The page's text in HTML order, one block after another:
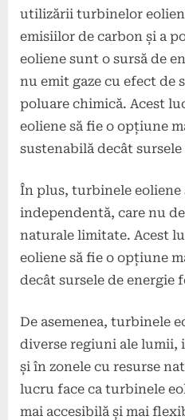
utilizării turbinelor
emisiilor de carbon și a
eoliene sunt o sursă de
nu emit gaze cu efect de
poluare chimică. Acest
eoliene să fie o opțiune
sustenabilă decât
În plus, turbinele eoliene
independentă, care nu
naturale limitate. Acest
eoliene să fie o opțiune
decât sursele de energie
De asemenea, turbinele
diverse regiuni ale lumii,
și în zonele cu resurse
lucru face ca turbinele
mai accesibilă și mai